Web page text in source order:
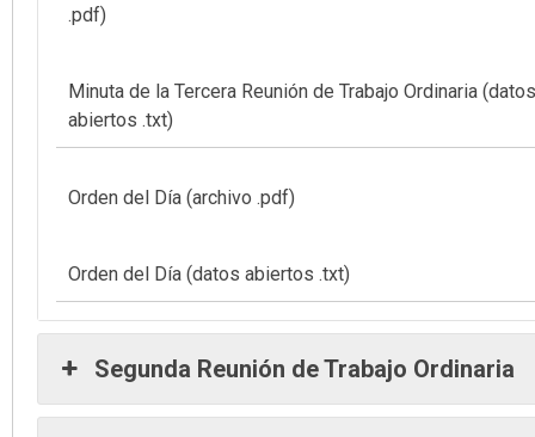
.pdf)
Minuta de la Tercera Reunión de Trabajo Ordinaria (datos
abiertos .txt)
Orden del Día (archivo .pdf)
Orden del Día (datos abiertos .txt)
Segunda Reunión de Trabajo Ordinaria